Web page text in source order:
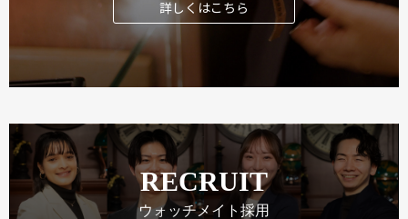
詳しくはこちら
RECRUIT
ウォッチメイト採用